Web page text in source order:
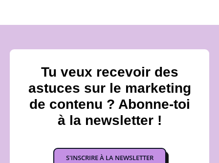
Tu veux recevoir des
astuces sur le marketing
de contenu ? Abonne-toi
à la newsletter !
S'INSCRIRE À LA NEWSLETTER